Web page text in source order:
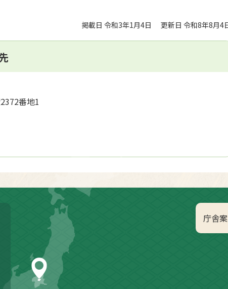
掲載日 令和3年1月4日 更新日 令和8年8月4
番地1
庁舎